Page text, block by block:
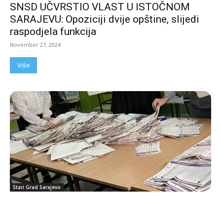
SNSD UČVRSTIO VLAST U ISTOČNOM
SARAJEVU: Opoziciji dvije opštine, slijedi
raspodjela funkcija
November 27, 2024
Više
Stari Grad Sarajevo